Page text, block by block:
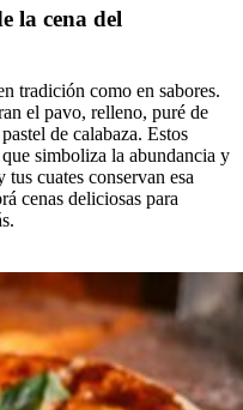
la cena del
tradición como en sabores.
el pavo, relleno, puré de
de calabaza. Estos
simboliza la abundancia y
cuates conservan esa
cenas deliciosas para